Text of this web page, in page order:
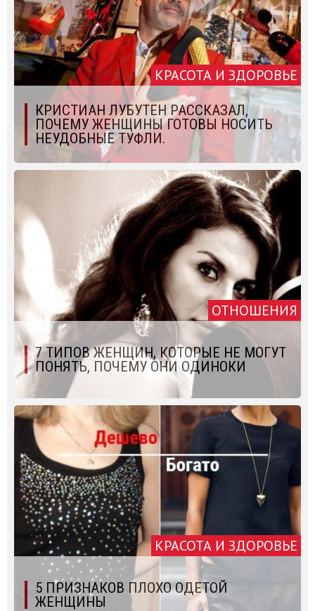
КРАСОТА И ЗДОРОВЬЕ
КРИСТИАН ЛУБУТЕН РАССКАЗАЛ,
ПОЧЕМУ ЖЕНЩИНЫ ГОТОВЫ НОСИТЬ
НЕУДОБНЫЕ ТУФЛИ.
ОТНОШЕНИЯ
7 ТИПОВ ЖЕНЩИН, КОТОРЫЕ НЕ МОГУТ
ПОНЯТЬ, ПОЧЕМУ ОНИ ОДИНОКИ
КРАСОТА И ЗДОРОВЬЕ
5 ПРИЗНАКОВ ПЛОХО ОДЕТОЙ
ЖЕНЩИНЫ